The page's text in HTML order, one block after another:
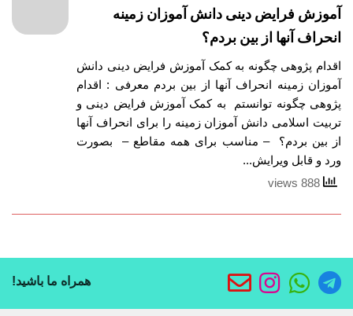
آموزش فرایض دینی دانش آموزان زمینه
انحراف آنها از بین بردم؟
اقدام پژوهی چگونه به کمک آموزش فرایض دینی دانش
آموزان زمینه انحراف آنها از بین بردم معرفی : اقدام
پژوهی چگونه توانستم به کمک آموزش فرایض دینی و
تربیت اسلامی دانش آموزان زمینه را برای انحراف آنها
از بین بردم؟ – مناسب برای همه مقاطع – بصورت
ورد و قابل ویرایش...
همراه ما باشید!